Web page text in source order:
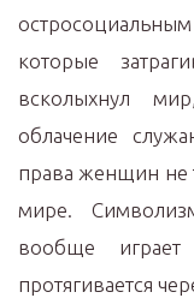
которые
всколыхнул
облачение
права женщин не
мире.
вообще
протягивается